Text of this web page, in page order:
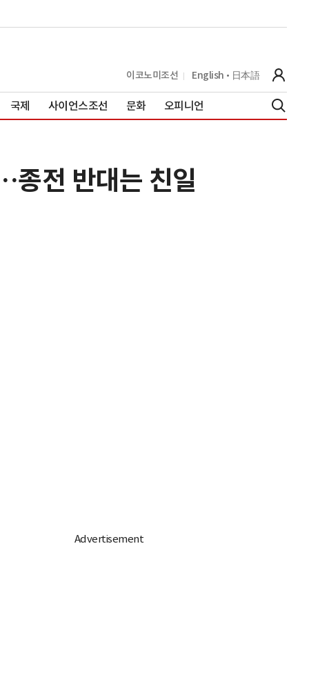
이코노미조선 English 日本語
국제 사이언스조선 문화 오피니언
전 반대는 친일